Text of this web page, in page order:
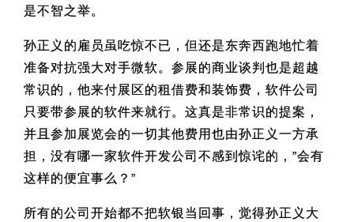
是不智之举。
孙正义的雇员虽吃惊不已，但还是东奔西跑地忙着
准备对抗强大对手微软。参展的商业谈判也是超越
常识的，他来付展区的租借费和装饰费，软件公司
只要带参展的软件来就行。这真是非常识的提案，
并且参加展览会的一切其他费用也由孙正义一方承
担，没有哪一家软件开发公司不感到惊诧的，”会有
这样的便宜事么？”
所有的公司开始都不把软银当回事，觉得孙正义大